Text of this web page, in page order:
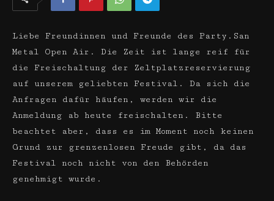
Liebe Freundinnen und Freunde des Party.San
Metal Open Air. Die Zeit ist lange reif für
die Freischaltung der Zeltplatzreservierung
auf unserem geliebten Festival. Da sich die
Anfragen dafür häufen, werden wir die
Anmeldung ab heute freischalten. Bitte
beachtet aber, dass es im Moment noch keinen
Grund zur grenzenlosen Freude gibt, da das
Festival noch nicht von den Behörden
genehmigt wurde.